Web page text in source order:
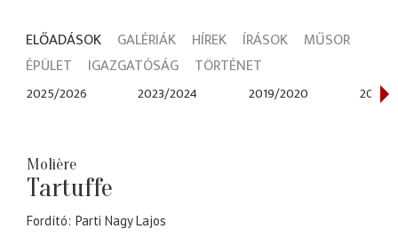
ELŐADÁSOK GALÉRIÁK HÍREK ÍRÁSOK
MŰSOR
ÉPÜLET
IGAZGATÓSÁG TÖRTÉNET
2025/2026 2023/2024 2019/2020 2018/
Molière
Tartuffe
Fordító Parti Nagy Lajos